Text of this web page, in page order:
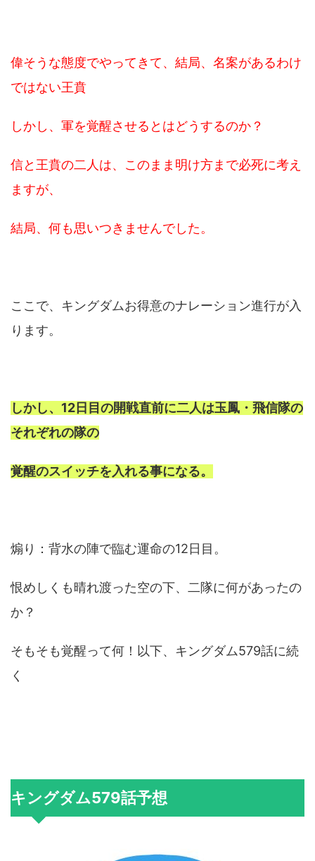
偉そうな態度でやってきて、結局、名案があるわけ
ではない王賁
しかし、軍を覚醒させるとはどうするのか？
信と王賁の二人は、このまま明け方まで必死に考え
ますが、
結局、何も思いつきませんでした。
ここで、キングダムお得意のナレーション進行が入
ります。
しかし、12日目の開戦直前に二人は玉鳳・飛信隊の
それぞれの隊の
覚醒のスイッチを入れる事になる。
煽り：背水の陣で臨む運命の12日目。
恨めしくも晴れ渡った空の下、二隊に何があったの
か？
そもそも覚醒って何！以下、キングダム579話に続
く
キングダム579話予想